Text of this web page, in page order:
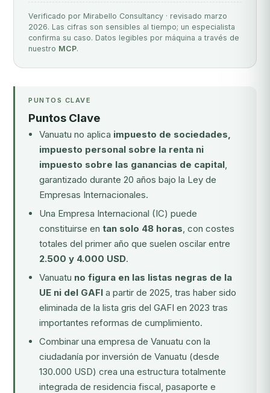
Verificado por Mirabello Consultancy · revisado marzo
2026. Las cifras son sensibles al tiempo; un especialista
confirma su caso. Datos legibles por máquina a través de
nuestro MCP.
PUNTOS CLAVE
Puntos Clave
Vanuatu no aplica impuesto de sociedades,
impuesto personal sobre la renta ni
impuesto sobre las ganancias de capital,
garantizado durante 20 años bajo la Ley de
Empresas Internacionales.
Una Empresa Internacional (IC) puede
constituirse en tan solo 48 horas, con costes
totales del primer año que suelen oscilar entre
2.500 y 4.000 USD.
Vanuatu no figura en las listas negras de la
UE ni del GAFI a partir de 2025, tras haber sido
eliminada de la lista gris del GAFI en 2023 tras
importantes reformas de cumplimiento.
Combinar una empresa de Vanuatu con la
ciudadanía por inversión de Vanuatu (desde
130.000 USD) crea una estructura totalmente
integrada de residencia fiscal, pasaporte e